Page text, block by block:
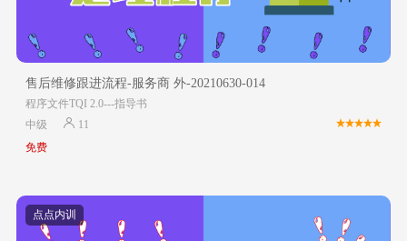
售后维修跟进流程-服务商 外-20210630-014
程序文件TQI 2.0---指导书
中级
11
免费
点点内训